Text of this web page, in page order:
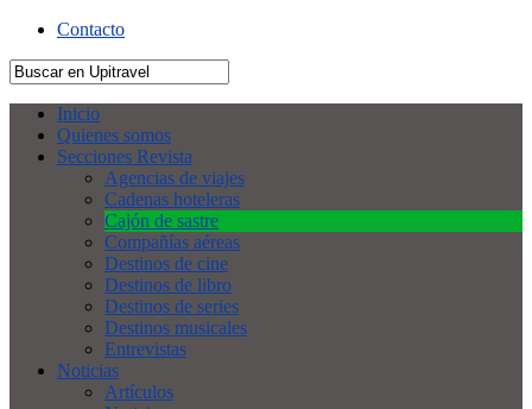
Contacto
Inicio
Quienes somos
Secciones Revista
Agencias de viajes
Cadenas hoteleras
Cajón de sastre
Compañías aéreas
Destinos de cine
Destinos de libro
Destinos de series
Destinos musicales
Entrevistas
Noticias
Artículos